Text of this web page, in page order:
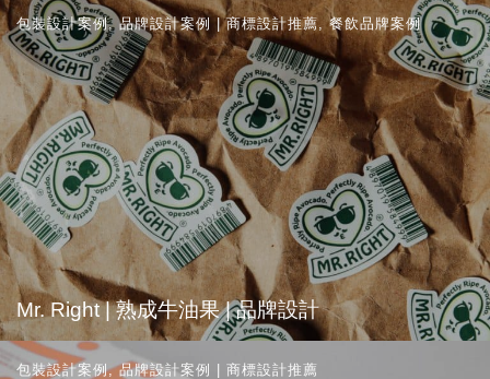
Mr. Right | 熟成牛油果 | 品牌設計
包裝設計案例,品牌設計案例 | 商標設計推薦 ,餐飲品牌案例
包裝設計案例,品牌設計案例 | 商標設計推薦